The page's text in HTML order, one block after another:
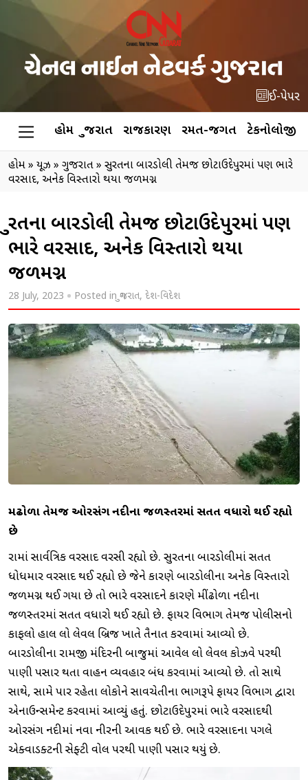
ઈ-પેપર
હોમ ગુજરાત રાજકારણ રમત-જગત ટેકનોલોજી
હોમ» ન્યૂઝ » ગુજરાત» સુરતના બારડોલી તેમજ છોટાઉદેપુરમાં પણ ભારે
વરસાદ, અનેક વિસ્તારો થયા જળમગ્ન
સુરતના બારડોલી તેમજ છોટાઉદેપુરમાં પણ
ભારે વરસાદ, અનેક વિસ્તારો થયા
જળમગ્ન
28 July, 2023 Posted inગુજરાત, દેશ-વિદેશ
મીંઢોળા તેમજ ઓરસંગ નદીના જળસ્તરમાં સતત વધારો થઈ રહ્યો
છે
રાજ્યમાં સાર્વત્રિક વરસાદ વરસી રહ્યો છે. સુરતના બારડોલીમાં સતત
ધોધમાર વરસાદ થઈ રહ્યો છે જેને કારણે બારડોલીના અનેક વિસ્તારો
જળમગ્ન થઈ ગયા છે તો ભારે વરસાદને કારણે મીંઢોળા નદીના
જળસ્તરમાં સતત વધારો થઈ રહ્યો છે. ફાયર વિભાગ તેમજ પોલીસનો
કાફલો હાલ લો લેવલ બ્રિજ ખાતે તૈનાત કરવામાં આવ્યો છે.
બારડોલીના રામજી મંદિરની બાજુમાં આવેલ લો લેવલ કોઝવે પરથી
પાણી પસાર થતા વાહન વ્યવહાર બંધ કરવામાં આવ્યો છે. તો સાથે
સાથે, સામે પાર રહેતા લોકોને સાવચેતીના ભાગરૂપે ફાયર વિભાગ દ્વારા
એનાઉન્સમેન્ટ કરવામાં આવ્યું હતું. છોટાઉદેપુરમાં ભારે વરસાદથી
ઓરસંગ નદીમાં નવા નીરની આવક થઈ છે. ભારે વરસાદના પગલે
એક્વાડક્ટની સેફ્ટી વોલ પરથી પાણી પસાર થયું છે.